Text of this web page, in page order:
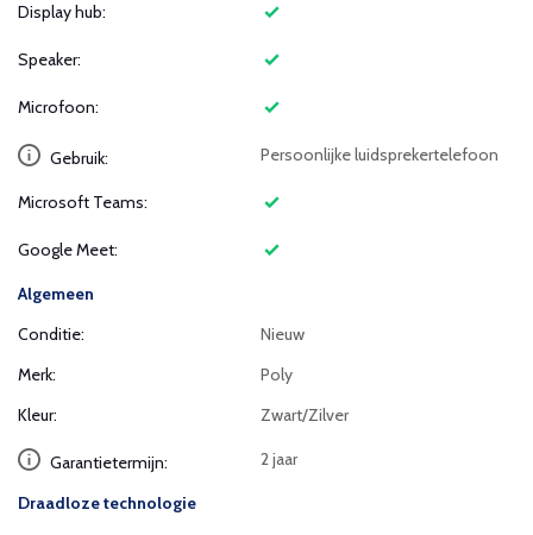
Display hub:
Speaker:
Microfoon:
Gebruik: Persoonlijke luidsprekertelefoon
Microsoft Teams:
Google Meet:
Algemeen
Conditie:
Nieuw
Merk:
Poly
Kleur:
Zwart/Zilver
Garantietermijn: 2 jaar
Draadloze technologie